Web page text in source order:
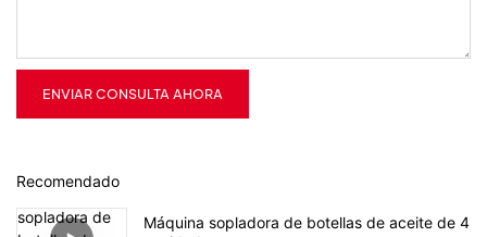
ENVIAR CONSULTA AHORA
Recomendado
Máquina sopladora de botellas de aceite de 4